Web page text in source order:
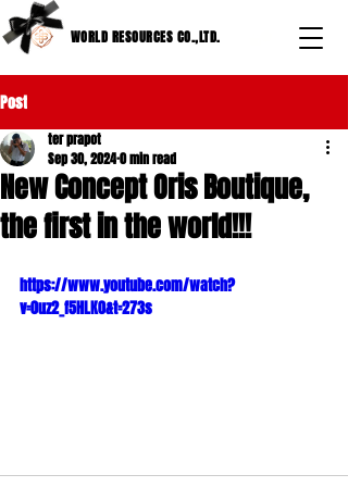
WORLD RESOURCES CO.,LTD.
Post
New Concept Oris Boutique,
the first in the world!!!
ter prapot
Sep 30, 20240 min read
https://www.youtube.com/watch?
v=0uz2_f5HLK0&t=273s